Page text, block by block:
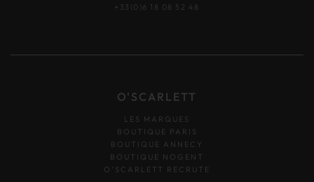
+33(0)6 18 08 52 48
O'SCARLETT
LES MARQUES
BOUTIQUE PARIS
BOUTIQUE ANNECY
BOUTIQUE NOGENT
O’SCARLETT RECRUTE